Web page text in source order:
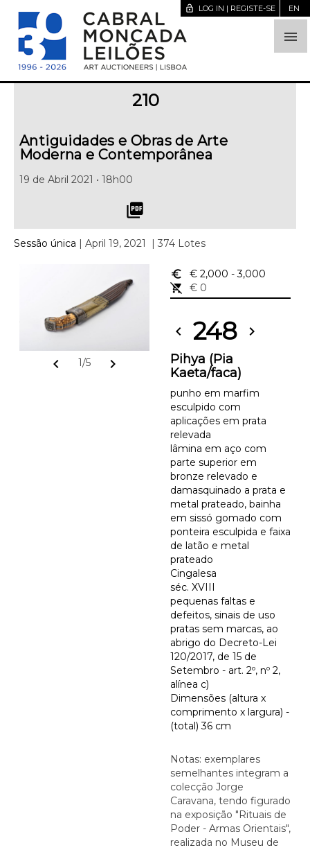

lock_open LOG IN | REGISTE-SE EN
210
Antiguidades e Obras de Arte
Moderna e Contemporânea
19 de Abril 2021 • 18h00
picture_as_pdf
Sessão única | April 19, 2021 | 374 Lotes
chevron_left 1/5 chevron_right
euro_symbol € 2,000 - 3,000
remove_shopping_cart
€ 0
chevron_left 248 chevron_right
Pihya (Pia
Kaeta/faca)
punho em marfim
esculpido com
aplicações em prata
relevada
lâmina em aço com
parte superior em
bronze relevado e
damasquinado a prata e
metal prateado, bainha
em sissó gomado com
ponteira esculpida e faixa
de latão e metal
prateado
Cingalesa
séc. XVIII
pequenas faltas e
defeitos, sinais de uso
pratas sem marcas, ao
abrigo do Decreto-Lei
120/2017, de 15 de
Setembro - art. 2º, nº 2,
alínea c)
Dimensões (altura x
comprimento x largura) -
(total) 36 cm
Notas: exemplares
semelhantes integram a
colecção Jorge
Caravana, tendo figurado
na exposição "Rituais de
Poder - Armas Orientais",
realizada no Museu de